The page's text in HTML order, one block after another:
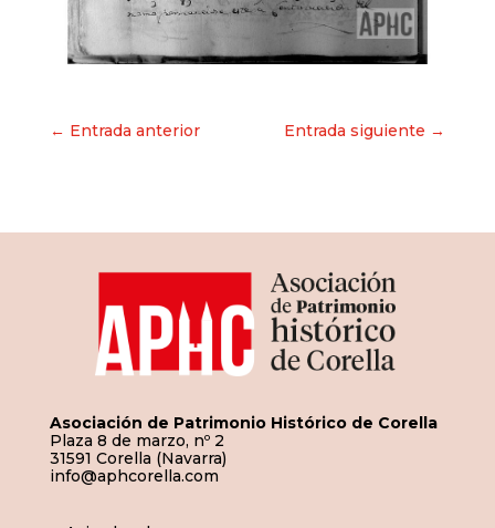
Navegación
← Entrada anterior Entrada siguiente →
Asociación de Patrimonio Histórico de Corella
Plaza 8 de marzo, nº 2
31591 Corella (Navarra)
info@aphcorella.com